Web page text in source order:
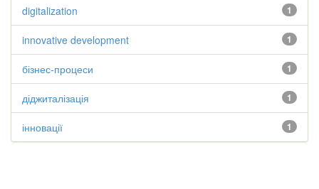
1
digitalization
1
innovative development
1
бізнес-процеси
1
діджиталізація
1
інновації